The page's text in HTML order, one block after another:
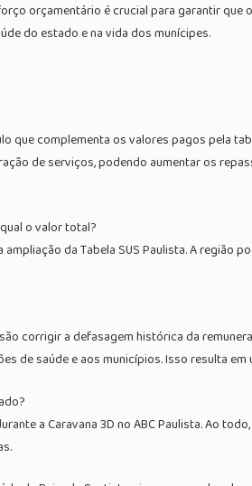
orçamentário é crucial para garantir
do estado e na vida dos munícipes.
que complementa os valores pagos pela
de serviços, podendo aumentar os
o valor total?
da Tabela SUS Paulista. A
corrigir a defasagem histórica da
de saúde e aos municípios. Isso resulta
a Caravana 3D no ABC Paulista. Ao